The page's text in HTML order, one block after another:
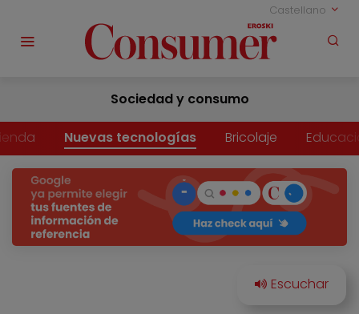
Castellano
Sociedad y consumo
Nuevas tecnologías Bricolaje